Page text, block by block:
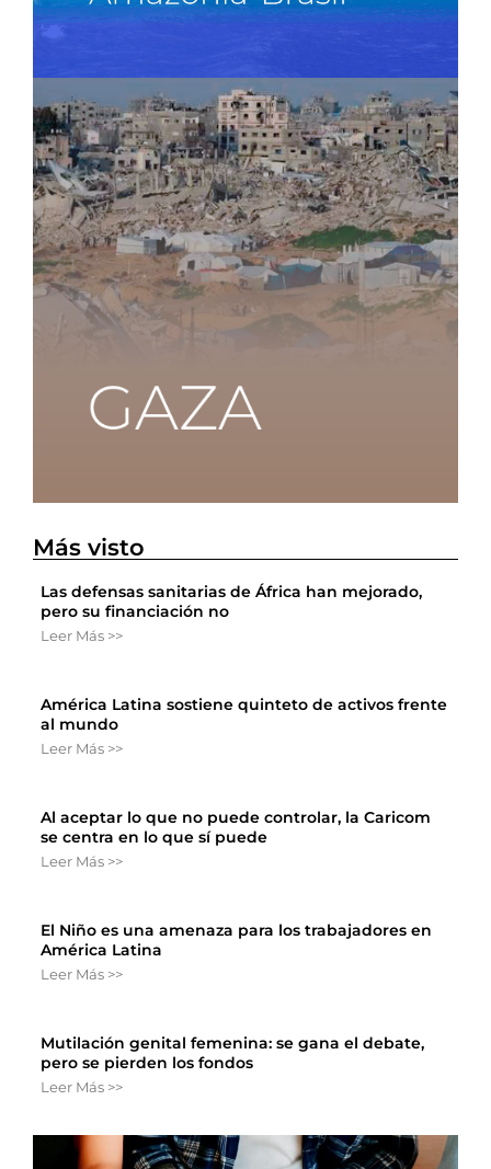
Más visto
Las defensas sanitarias de África han mejorado,
pero su financiación no
Leer Más >>
América Latina sostiene quinteto de activos frente
al mundo
Leer Más >>
Al aceptar lo que no puede controlar, la Caricom
se centra en lo que sí puede
Leer Más >>
El Niño es una amenaza para los trabajadores en
América Latina
Leer Más >>
Mutilación genital femenina: se gana el debate,
pero se pierden los fondos
Leer Más >>